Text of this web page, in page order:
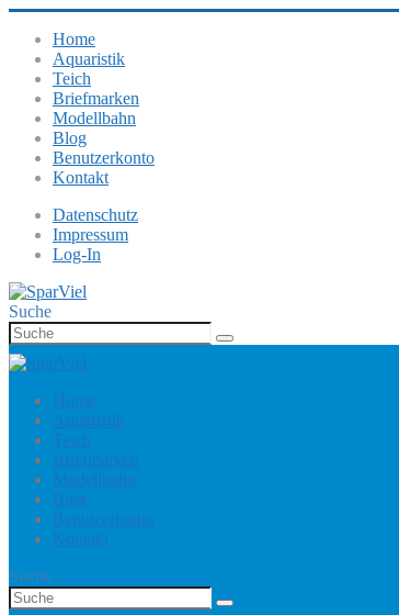
Home
Aquaristik
Teich
Briefmarken
Modellbahn
Blog
Benutzerkonto
Kontakt
Datenschutz
Impressum
Log-In
Suche
Home
Aquaristik
Teich
Briefmarken
Modellbahn
Blog
Benutzerkonto
Kontakt
Suche